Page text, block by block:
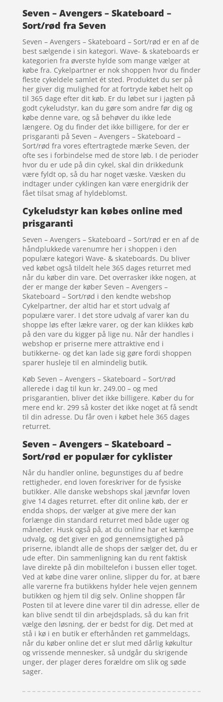
Seven – Avengers – Skateboard –
Sort/rød fra Seven
Seven – Avengers – Skateboard – Sort/rød er en af de
best sælgende i sin kategori. Wave- & skateboards er
kategorien fra øverste hylde som mange vælger at
købe fra. Cykelpartner er nok shoppen hvor du finder
fleste cykeldele samlet ét sted. Produktet du ser på
her giver dig mulighed for at fortryde købet helt op
til 365 dage efter dit køb. Er du løbet sur i jagten på
godt cykeludstyr, kan du gøre som andre før dig og
købe denne vare, og så behøver du ikke lede
længere. Og du finder det ikke billigere, for der er
prisgaranti på Seven – Avengers – Skateboard –
Sort/rød fra vores eftertragtede mærke Seven, der
ofte ses i forbindelse med de store løb. I de perioder
hvor du er ude på din cykel, skal din drikkedunk
være fyldt op, så du har noget væske. Væsken du
indtager under cyklingen kan være energidrik der
fået tilsat smag af hyldeblomst.
Cykeludstyr kan købes online med
prisgaranti
Seven – Avengers – Skateboard – Sort/rød er en af de
håndplukkede varenumre her i shoppen i den
populære kategori Wave- & skateboards. Du bliver
ved købet også tildelt hele 365 dages returret med
når du køber din vare. Det overrasker ikke nogen, at
der er mange der køber Seven – Avengers –
Skateboard – Sort/rød i den kendte webshop
Cykelpartner, der altid har et stort udvalg af
populære varer. I det store udvalg af varer kan du
shoppe løs efter lækre varer, og der kan klikkes køb
på den vare du kigger på lige nu. Når der handles i
webshop er priserne mere attraktive end i
butikkerne- og det kan lade sig gøre fordi shoppen
sparer husleje til en almindelig butik.
Køb Seven – Avengers – Skateboard – Sort/rød
allerede i dag til kun kr. 249.00 – og med
prisgarantien, bliver det ikke billigere. Køber du for
mere end kr. 299 så koster det ikke noget at få sendt
til din adresse. Du får oven i købet hele 365 dages
returret.
Seven – Avengers – Skateboard –
Sort/rød er populær for cyklister
Når du handler online, begunstiges du af bedre
rettigheder, end loven foreskriver for de fysiske
butikker. Alle danske webshops skal jævnfør loven
give 14 dages returret. efter dit online køb, der er
endda shops, der vælger at give mere der kan
forlænge din standard returret med både uger og
måneder. Husk også på, at du online har et kæmpe
udvalg, og det giver en god gennemsigtighed på
priserne, iblandt alle de shops der sælger det, du er
ude efter. Din sammenligning kan du rent faktisk
lave direkte på din mobiltelefon i bussen eller toget.
Ved at købe dine varer online, slipper du for, at bære
alle varerne fra butikkens hylder hele vejen gennem
butikken og hjem til dig selv. Online shoppen får
Posten til at levere dine varer til din adresse, eller de
kan blive sendt til din arbejdsplads, så du kan frit
vælge den løsning, der er bedst for dig. Det med at
stå i kø i en butik er efterhånden ret gammeldags,
når du køber online det er slut med dårlig køkultur
og vrissende mennesker, så undgår du skrigende
unger, der plager deres forældre om slik og søde
sager.